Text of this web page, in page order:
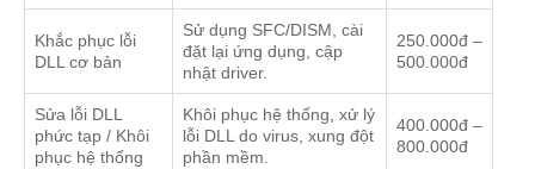
Khắc phục lỗi
DLL cơ bản
Sử dụng SFC/DISM, cài
đặt lại ứng dụng, cập
nhật driver.
250.000đ –
500.000đ
Sửa lỗi DLL
phức tạp / Khôi
phục hệ thống
Khôi phục hệ thống, xử lý
lỗi DLL do virus, xung đột
phần mềm.
400.000đ –
800.000đ